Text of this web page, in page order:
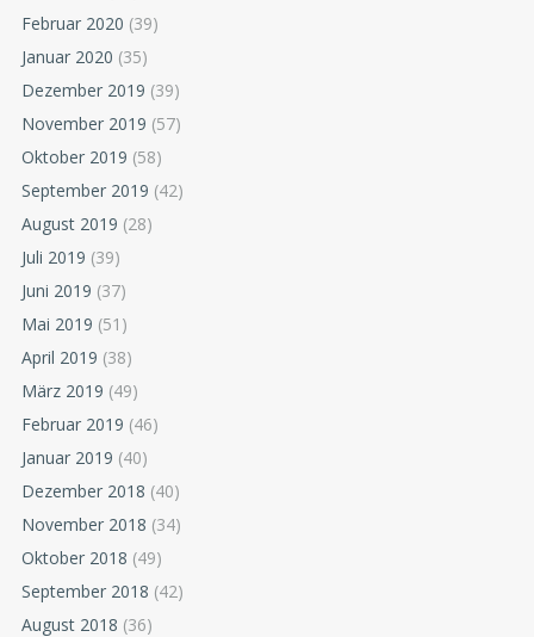
Februar 2020 (39)
Januar 2020 (35)
Dezember 2019 (39)
November 2019 (57)
Oktober 2019 (58)
September 2019 (42)
August 2019 (28)
Juli 2019 (39)
Juni 2019 (37)
Mai 2019 (51)
April 2019 (38)
März 2019 (49)
Februar 2019 (46)
Januar 2019 (40)
Dezember 2018 (40)
November 2018 (34)
Oktober 2018 (49)
September 2018 (42)
August 2018 (36)